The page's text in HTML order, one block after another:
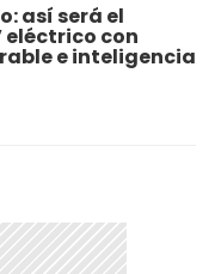
así será el
eléctrico con
e inteligencia